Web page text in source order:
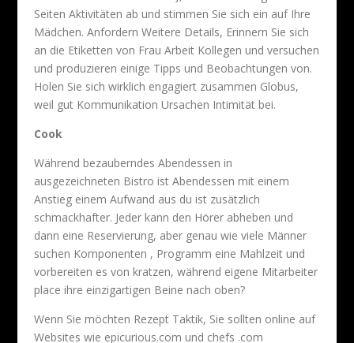
Seiten Aktivitäten ab und stimmen Sie sich ein auf Ihre
Mädchen. Anfordern Weitere Details, Erinnern Sie sich
an die Etiketten von Frau Arbeit Kollegen und versuchen
und produzieren einige Tipps und Beobachtungen von.
Holen Sie sich wirklich engagiert zusammen Globus,
weil gut Kommunikation Ursachen Intimität bei.
Cook
Während bezauberndes Abendessen in
ausgezeichneten Bistro ist Abendessen mit einem
Anstieg einem Aufwand aus du ist zusätzlich
schmackhafter. Jeder kann den Hörer abheben und
dann eine Reservierung, aber genau wie viele Männer
suchen Komponenten , Programm eine Mahlzeit und
vorbereiten es von kratzen, während eigene Mitarbeiter
place ihre einzigartigen Beine nach oben?
Wenn Sie möchten Rezept Taktik, Sie sollten online auf
Websites wie epicurious.com und chefs .com